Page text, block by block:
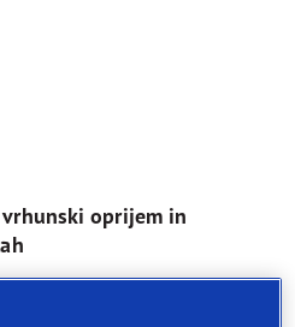
oprijem in